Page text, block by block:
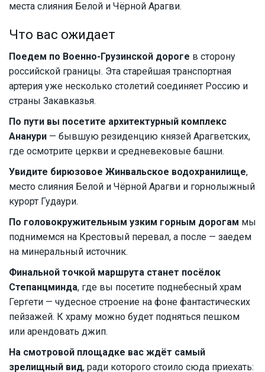
места слияния Белой и Чёрной Арагви.
Что вас ожидает
Поедем по Военно-Грузинской дороге в сторону
российской границы. Эта старейшая транспортная
артерия уже несколько столетий соединяет Россию и
страны Закавказья.
По пути вы посетите архитектурный комплекс
Ананури — бывшую резиденцию князей Арагветских,
где осмотрите церкви и средневековые башни.
Увидите бирюзовое Жинвальское водохранилище,
место слияния Белой и Чёрной Арагви и горнолыжный
курорт Гудаури.
По головокружительным узким горным дорогам мы
поднимемся на Крестовый перевал, а после — заедем
на минеральный источник.
Финальной точкой маршрута станет посёлок
Степанцминда, где вы посетите поднебесный храм
Гергети — чудесное строение на фоне фантастических
пейзажей. К храму можно будет подняться пешком
или арендовать джип.
На смотровой площадке вас ждёт самый
зрелищный вид, ради которого стоило сюда приехать: